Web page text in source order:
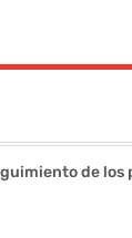
de los